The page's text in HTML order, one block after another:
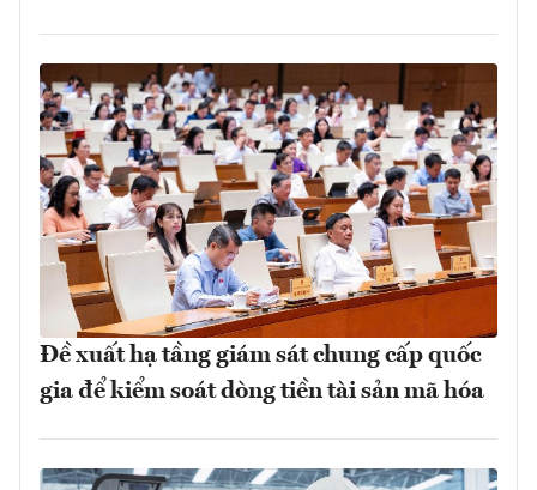
Đề xuất hạ tầng giám sát chung cấp quốc
gia để kiểm soát dòng tiền tài sản mã hóa